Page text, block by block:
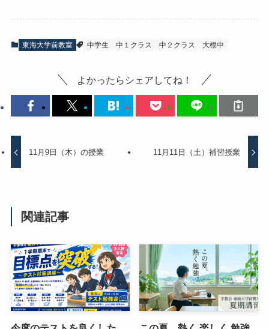
東海大学前教室 中学生 中１クラス 中２クラス 大根中
よかったらシェアしてね！
11月9日（木）の授業 11月11日（土）補習授業
関連記事